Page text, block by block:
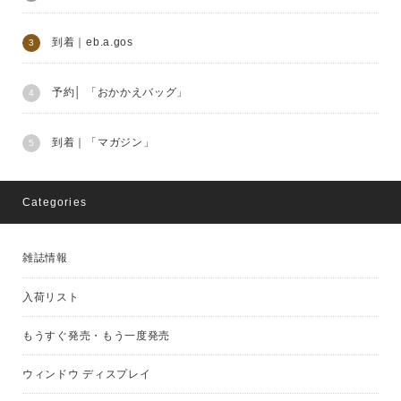
到着｜eb.a.gos
予約│ 「おかかえバッグ」
到着｜「マガジン」
Categories
雑誌情報
入荷リスト
もうすぐ発売・もう一度発売
ウィンドウ ディスプレイ